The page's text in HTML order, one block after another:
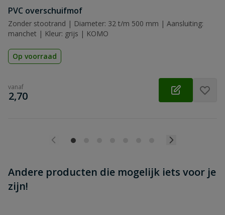
Beoordeling versturen
PVC overschuifmof
Zonder stootrand | Diameter: 32 t/m 500 mm | Aansluiting:
manchet | Kleur: grijs | KOMO
Op voorraad
vanaf
€
2,70
Andere producten die mogelijk iets voor je
zijn!